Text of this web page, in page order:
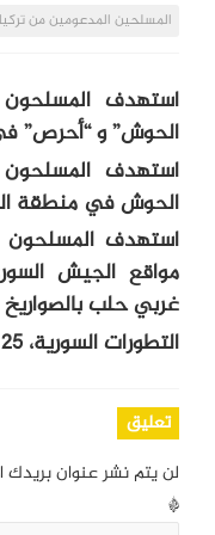
المسلحين المدعومين من تركيا
استهدف المسلحون
الحوش” و “أحرص”
استهدف المسلحون
الحوش في منطقة
استهدف المسلحون
مواقع الجيش
غربي حلب بالصواريخ
التطورات السورية، 25 تموز \ يوليو 2022
تعليق
لن يتم نشر عنوان بريدك
*